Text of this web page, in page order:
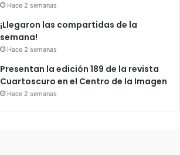
Hace 2 semanas
¡Llegaron las compartidas de la
semana!
Hace 2 semanas
Presentan la edición 189 de la revista
Cuartoscuro en el Centro de la Imagen
Hace 2 semanas